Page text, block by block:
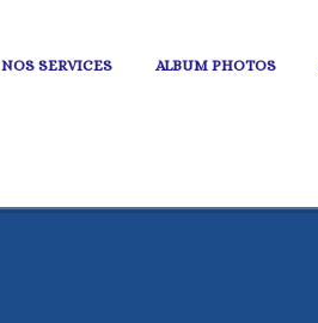
NOS SERVICES ALBUM PHOTOS